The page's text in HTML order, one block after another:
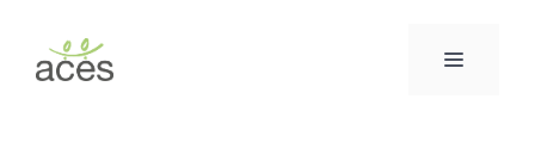
contenido
MENÚ